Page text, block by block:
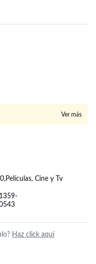
Ver más
Cine y Tv
Haz click aquí